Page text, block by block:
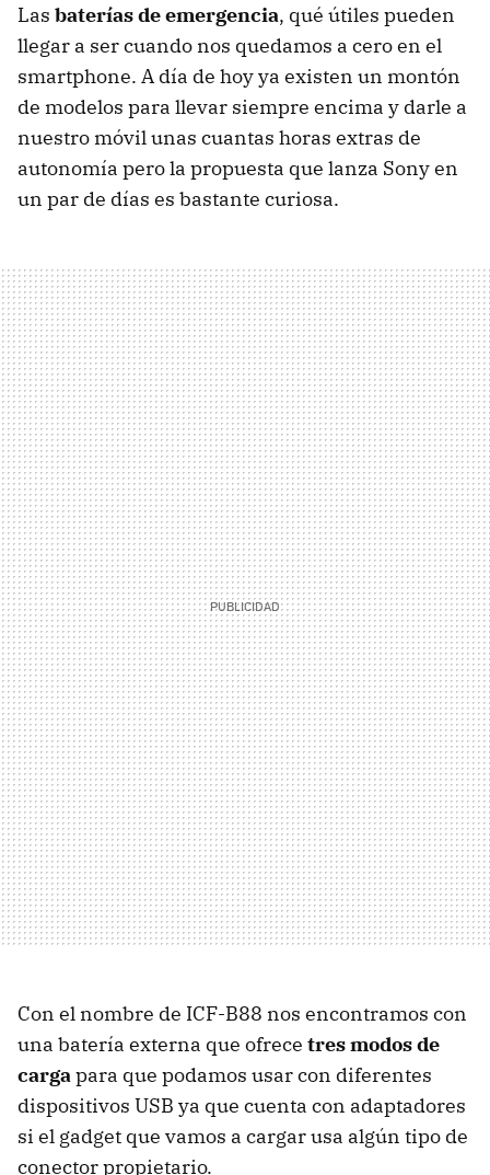
Las baterías de emergencia, qué útiles pueden
llegar a ser cuando nos quedamos a cero en el
smartphone. A día de hoy ya existen un montón
de modelos para llevar siempre encima y darle a
nuestro móvil unas cuantas horas extras de
autonomía pero la propuesta que lanza Sony en
un par de días es bastante curiosa.
Con el nombre de ICF-B88 nos encontramos con
una batería externa que ofrece tres modos de
cargapara que podamos usar con diferentes
dispositivos USB ya que cuenta con adaptadores
si el gadget que vamos a cargar usa algún tipo de
conector propietario.